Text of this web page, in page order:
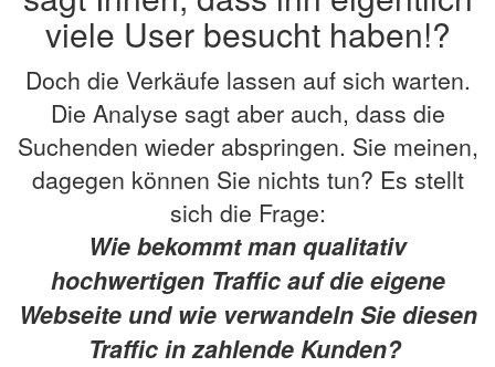
viele User besucht haben!?
Doch die Verkäufe lassen auf sich warten.
Die Analyse sagt aber auch, dass die
Suchenden wieder abspringen. Sie meinen,
dagegen können Sie nichts tun? Es stellt
sich die Frage:
Wie bekommt man qualitativ
hochwertigen Traffic auf die eigene
Webseite und wie verwandeln Sie diesen
Traffic in zahlende Kunden?